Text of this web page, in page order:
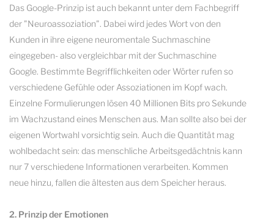
Das Google-Prinzip ist auch bekannt unter dem Fachbegriff
der "Neuroassoziation". Dabei wird jedes Wort von den
Kunden in ihre eigene neuromentale Suchmaschine
eingegeben- also vergleichbar mit der Suchmaschine
Google. Bestimmte Begrifflichkeiten oder Wörter rufen so
verschiedene Gefühle oder Assoziationen im Kopf wach.
Einzelne Formulierungen lösen 40 Millionen Bits pro Sekunde
im Wachzustand eines Menschen aus. Man sollte also bei der
eigenen Wortwahl vorsichtig sein. Auch die Quantität mag
wohlbedacht sein: das menschliche Arbeitsgedächtnis kann
nur 7 verschiedene Informationen verarbeiten. Kommen
neue hinzu, fallen die ältesten aus dem Speicher heraus.
2. Prinzip der Emotionen